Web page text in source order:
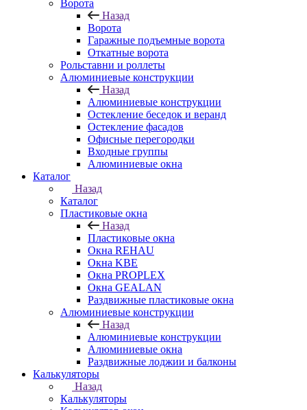
Ворота
Назад
Ворота
Гаражные подъемные ворота
Откатные ворота
Рольставни и роллеты
Алюминиевые конструкции
Назад
Алюминиевые конструкции
Остекление беседок и веранд
Остекление фасадов
Офисные перегородки
Входные группы
Алюминиевые окна
Каталог
Назад
Каталог
Пластиковые окна
Назад
Пластиковые окна
Окна REHAU
Окна KBE
Окна PROPLEX
Окна GEALAN
Раздвижные пластиковые окна
Алюминиевые конструкции
Назад
Алюминиевые конструкции
Алюминиевые окна
Раздвижные лоджии и балконы
Калькуляторы
Назад
Калькуляторы